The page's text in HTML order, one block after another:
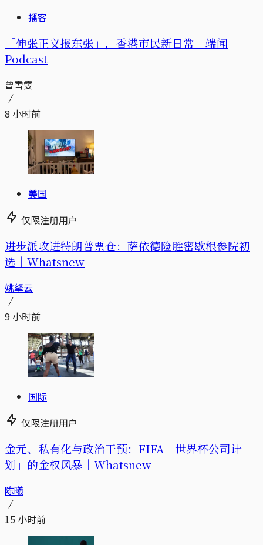
播客
「伸张正义报东张」，香港市民新日常｜端闻
Podcast
曾雪雯
8 小时前
美国
仅限注册用户
进步派攻进特朗普票仓：萨依德险胜密歇根参院初
选｜Whatsnew
姚拏云
9 小时前
国际
仅限注册用户
金元、私有化与政治干预：FIFA「世界杯公司计
划」的金权风暴｜Whatsnew
陈曦
15 小时前